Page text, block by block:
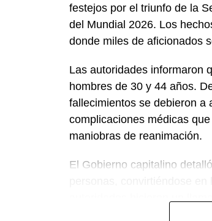
festejos por el triunfo de la
del Mundial 2026. Los
donde miles de aficionados
Las autoridades informaron
hombres de 30 y 44 años.
fallecimientos se debieron a
complicaciones médicas
maniobras de reanimación.
El Gobierno capitalino
priorizar la seguridad en